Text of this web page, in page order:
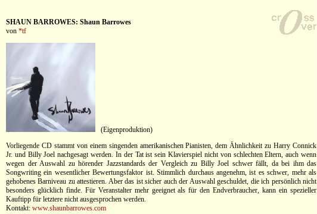
SHAUN BARROWES: Shaun Barrowes
von *tf
(Eigenproduktion)
Vorliegende CD stammt von einem singenden amerikanischen Pianisten, dem Ähnlichkeit zu Harry Connick
Jr. und Billy Joel nachgesagt werden. In der Tat ist sein Klavierspiel nicht von schlechten Eltern, auch wenn
wegen der Auswahl zu hörender Jazzstandards der Vergleich zu Billy Joel schwer fällt, da bei ihm das
Songwriting ein wesentlicher Bewertungsfaktor ist. Stimmlich durchaus angenehm, ist es schwer, mehr als
gehobenes Barniveau zu attestieren. Aber das ist sicher auch der Auswahl geschuldet, die ich persönlich nicht
besonders glücklich finde. Für Veranstalter mehr geeignet als für den Endverbraucher, kann ein spezieller
Kauftipp für letztere nicht ausgesprochen werden.
Kontakt: www.shaunbarrowes.com